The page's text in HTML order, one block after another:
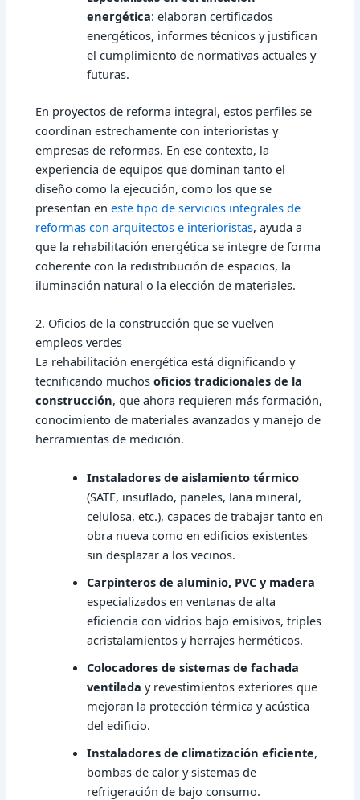
energética: elaboran certificados
energéticos, informes técnicos y justifican
el cumplimiento de normativas actuales y
futuras.
En proyectos de reforma integral, estos perfiles se
coordinan estrechamente con interioristas y
empresas de reformas. En ese contexto, la
experiencia de equipos que dominan tanto el
diseño como la ejecución, como los que se
presentan eneste tipo de servicios integrales de
reformas con arquitectos e interioristas, ayuda a
que la rehabilitación energética se integre de forma
coherente con la redistribución de espacios, la
iluminación natural o la elección de materiales.
2. Oficios de la construcción que se vuelven
empleos verdes
La rehabilitación energética está dignificando y
tecnificando muchosoficios tradicionales de la
construcción, que ahora requieren más formación,
conocimiento de materiales avanzados y manejo de
herramientas de medición.
Instaladores de aislamiento térmico
(SATE, insuflado, paneles, lana mineral,
celulosa, etc.), capaces de trabajar tanto en
obra nueva como en edificios existentes
sin desplazar a los vecinos.
Carpinteros de aluminio, PVC y madera
especializados en ventanas de alta
eficiencia con vidrios bajo emisivos, triples
acristalamientos y herrajes herméticos.
Colocadores de sistemas de fachada
ventilada y revestimientos exteriores que
mejoran la protección térmica y acústica
del edificio.
Instaladores de climatización eficiente,
bombas de calor y sistemas de
refrigeración de bajo consumo.